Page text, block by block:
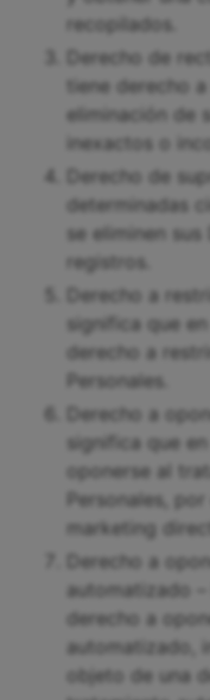
recopilados.
Derecho de
tiene derecho
eliminación de
inexactos o
Derecho de
determinadas
se eliminen
registros.
Derecho a
significa que
derecho a
Personales.
Derecho a
significa que
oponerse al
Personales,
marketing
Derecho a
automatizado
derecho a
automatizado,
objeto de una